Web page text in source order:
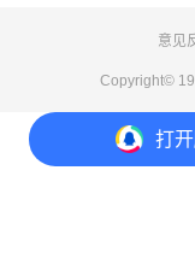
打开
意见
Copyright©